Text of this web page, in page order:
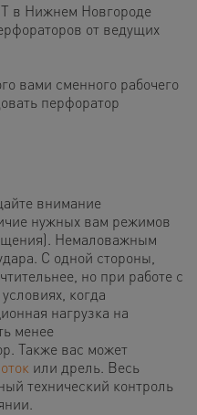
в Нижнем Новгороде
от ведущих
вами сменного рабочего
перфоратор
внимание
нужных вам режимов
Немаловажным
С одной стороны,
но при работе с
когда
нагрузка на
менее
Также вас может
или дрель. Весь
технический контроль